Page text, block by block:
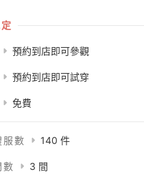
預約到店即可參觀
預約到店即可試穿
免費
服數 140 件
數 3 間